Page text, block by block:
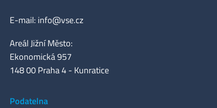
E-mail: info@vse.cz
Areál Jižní Město:
Ekonomická 957
148 00 Praha 4 - Kunratice
Podatelna